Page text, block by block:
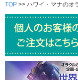
TOP >> ハワイ・マナのオ